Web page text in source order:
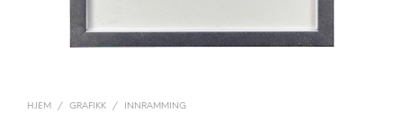
HJEM / GRAFIKK / INNRAMMING